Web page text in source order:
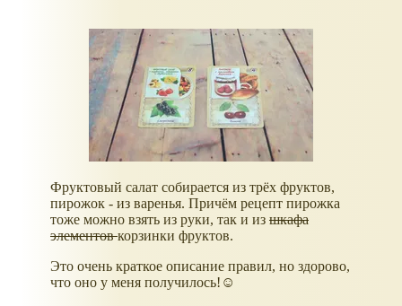
Фруктовый салат собирается из трёх фруктов,
пирожок - из варенья. Причём рецепт пирожка
тоже можно взять из руки, так и из шкафа
элементовкорзинки фруктов.
Это очень краткое описание правил, но здорово,
что оно у меня получилось!☺